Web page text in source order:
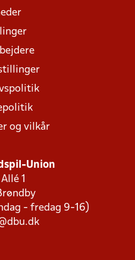
og vilkår
Union
1
- fredag 9-16)